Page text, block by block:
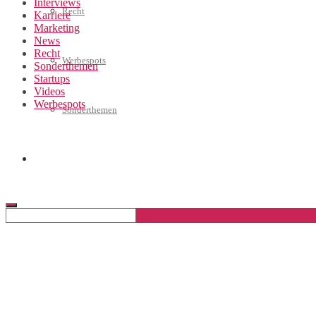
Recht
Werbespots
Sonderthemen
Interviews
Karriere
Marketing
News
Recht
Sonderthemen
Startups
Videos
Werbespots